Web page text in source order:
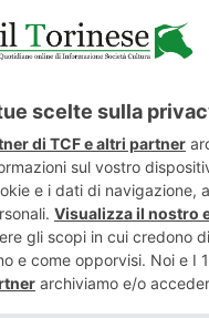
ARTICOLO PRECEDENTE